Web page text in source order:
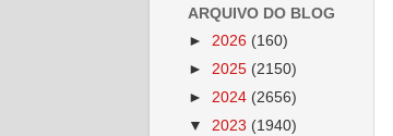
ARQUIVO DO BLOG
► 2026 (160)
► 2025 (2150)
► 2024 (2656)
▼ 2023 (1940)